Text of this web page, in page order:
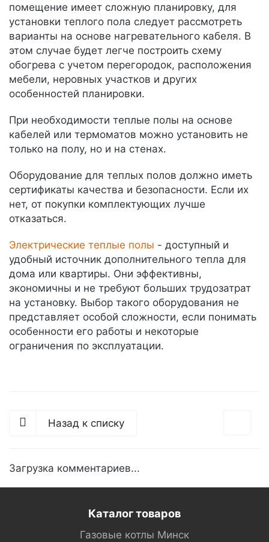
помещение имеет сложную планировку, для
установки теплого пола следует рассмотреть
варианты на основе нагревательного кабеля. В
этом случае будет легче построить схему
обогрева с учетом перегородок, расположения
мебели, неровных участков и других
особенностей планировки.
При необходимости теплые полы на основе
кабелей или термоматов можно установить не
только на полу, но и на стенах.
Оборудование для теплых полов должно иметь
сертификаты качества и безопасности. Если их
нет, от покупки комплектующих лучше
отказаться.
Электрические теплые полы - доступный и
удобный источник дополнительного тепла для
дома или квартиры. Они эффективны,
экономичны и не требуют больших трудозатрат
на установку. Выбор такого оборудования не
представляет особой сложности, если понимать
особенности его работы и некоторые
ограничения по эксплуатации.
Назад к списку
Загрузка комментариев...
Каталог товаров
Газовые котлы Минск